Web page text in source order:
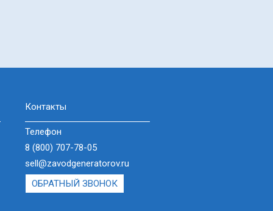
Контакты
Телефон
8 (800) 707-78-05
sell@zavodgeneratorov.ru
ОБРАТНЫЙ ЗВОНОК